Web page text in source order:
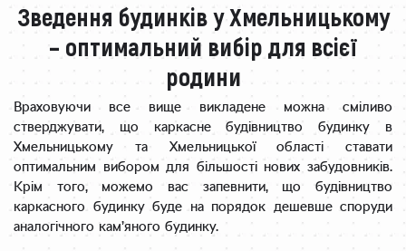
Зведення будинків у Хмельницькому
– оптимальний вибір для всієї
родини
Враховуючи все вище викладене можна сміливо
стверджувати, що каркасне будівництво будинку в
Хмельницькому та Хмельницької області ставати
оптимальним вибором для більшості нових забудовників.
Крім того, можемо вас запевнити, що будівництво
каркасного будинку буде на порядок дешевше споруди
аналогічного кам’яного будинку.